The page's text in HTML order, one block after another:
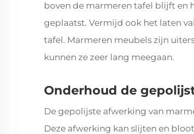
boven de marmeren tafel blijft en
geplaatst. Vermijd ook het laten
tafel. Marmeren meubels zijn
kunnen ze zeer lang meegaan.
Onderhoud de
De gepolijste afwerking van
Deze afwerking kan slijten en